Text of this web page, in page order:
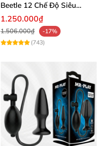
Beetle 12 Chế Độ Siêu
Mạnh Đa Năng
1.250.000₫
1.506.000₫
-17%
(743)